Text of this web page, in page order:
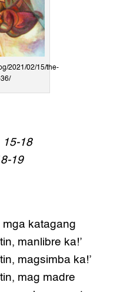
2021/02/15/the-
15-18
19
katagang
manlibre ka!’
magsimba ka!’
mag madre